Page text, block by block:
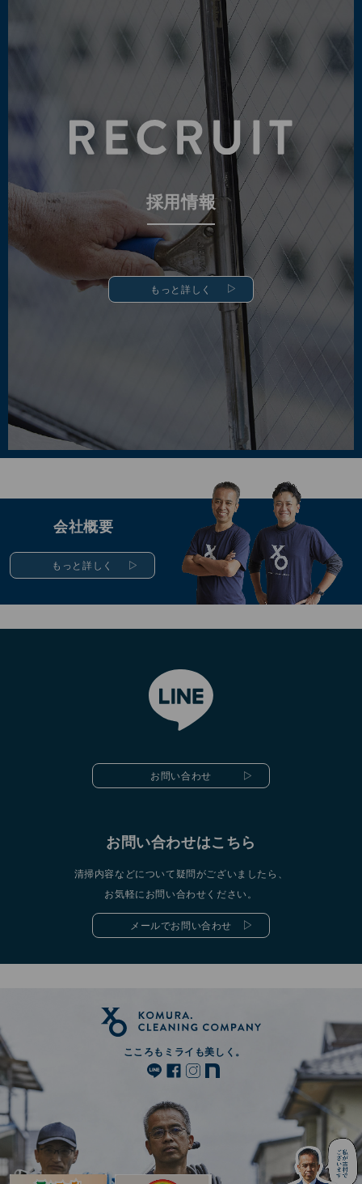
採用情報
もっと詳しく
会社概要
もっと詳しく
お問い合わせ
お問い合わせはこちら
清掃内容などについて疑問がございましたら、
お気軽にお問い合わせください。
メールでお問い合わせ
こころもミライも美しく。